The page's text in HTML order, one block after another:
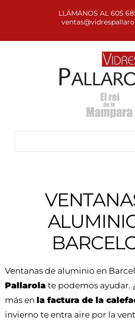
LLÁMANOS AL 605
Ventanas de aluminio en
Pallarola te podemos ayudar.
más en la factura de la
invierno te entra aire por la